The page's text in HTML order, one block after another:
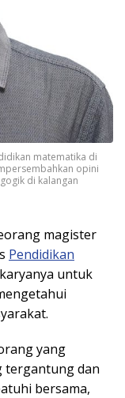
matematika di
opini
di kalangan
magister
Pendidikan
untuk
yang
tergantung dan
bersama,